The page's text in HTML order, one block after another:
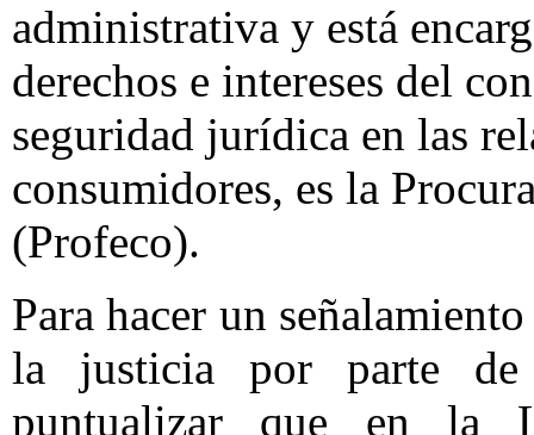
administrativa y está
derechos e intereses del
seguridad jurídica en las
consumidores, es la
(Profeco).
Para hacer un
la justicia por parte de
puntualizar que en la